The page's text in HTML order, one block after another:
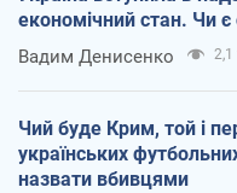
економічний стан. Чи є
Вадим Денисенко 2,1
Чий буде Крим, той і
українських
назвати вбивцями